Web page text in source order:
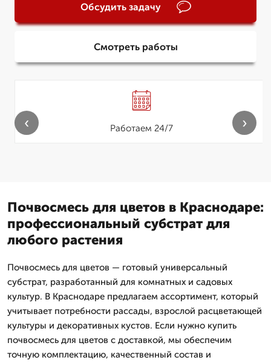
Обсудить задачу
Смотреть работы
Работаем 24/7
‹ ›
Почвосмесь для цветов в Краснодаре:
профессиональный субстрат для
любого растения
Почвосмесь для цветов — готовый универсальный
субстрат, разработанный для комнатных и садовых
культур. В Краснодаре предлагаем ассортимент, который
учитывает потребности рассады, взрослой расцветающей
культуры и декоративных кустов. Если нужно купить
почвосмесь для цветов с доставкой, мы обеспечим
точную комплектацию, качественный состав и